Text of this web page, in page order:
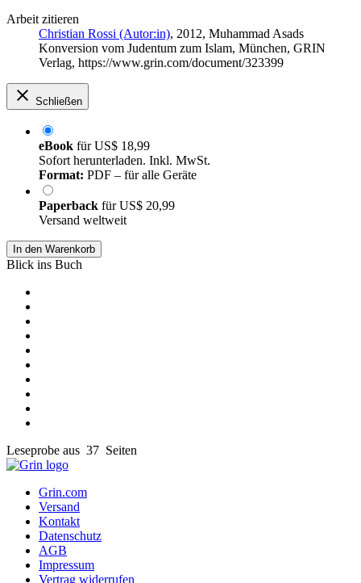
Arbeit zitieren
Christian Rossi (Autor:in), 2012, Muhammad Asads
Konversion vom Judentum zum Islam, München, GRIN
Verlag, https://www.grin.com/document/323399
Schließen
eBook fürUS$ 18,99
Sofort herunterladen. Inkl. MwSt.
Format: PDF – für alle Geräte
Paperback fürUS$ 20,99
Versand weltweit
In den Warenkorb
Blick ins Buch
Leseprobe aus 37 Seiten
Grin.com
Versand
Kontakt
Datenschutz
AGB
Impressum
Vertrag widerrufen